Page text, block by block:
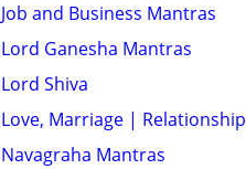
Job and Business Mantras
Lord Ganesha Mantras
Lord Shiva
Love, Marriage | Relationship
Navagraha Mantras